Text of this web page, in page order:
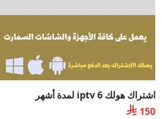
اشتراك هولك iptv 6 لمدة أشهر
 150